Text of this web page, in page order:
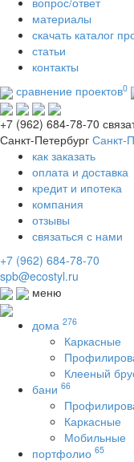
материалы
скачать каталог
статьи
контакты
сравнение проектов0
+7 (962) 684-78-70
Санкт-Петербург Санкт-
как заказать
оплата и доставка
кредит и ипотека
компания
отзывы
связаться с нами
+7 (962) 684-78-70
spb@ecostyl.ru
меню
дома 276
Каркасные
Клееный
бани 66
Каркасные
Мобильные
портфолио 65